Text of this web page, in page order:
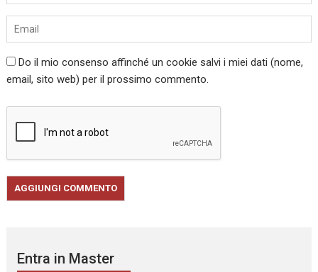
Do il mio consenso affinché un cookie salvi i miei dati (nome,
email, sito web) per il prossimo commento.
Entra in Master